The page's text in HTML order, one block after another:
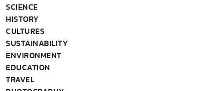
SCIENCE
HISTORY
CULTURES
SUSTAINABILITY
ENVIRONMENT
EDUCATION
TRAVEL